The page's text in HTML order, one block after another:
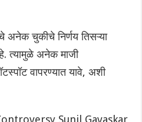
अनेक चुकीचे निर्णय तिसऱ्या
त्यामुळे अनेक माजी
वापरण्यात यावे, अशी